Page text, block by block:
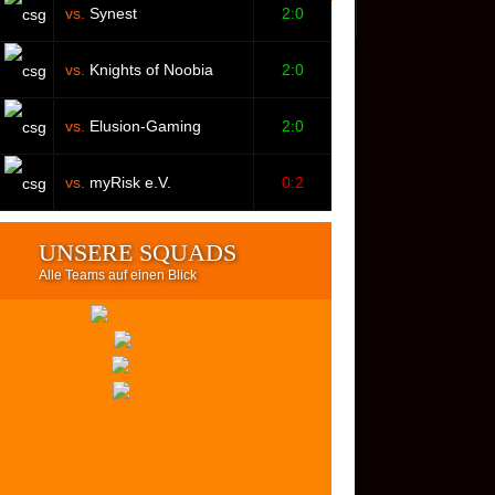
vs. Synest 2:0
vs. Knights of Noobia 2:0
vs. Elusion-Gaming 2:0
vs. myRisk e.V. 0:2
UNSERE SQUADS
Alle Teams auf einen Blick